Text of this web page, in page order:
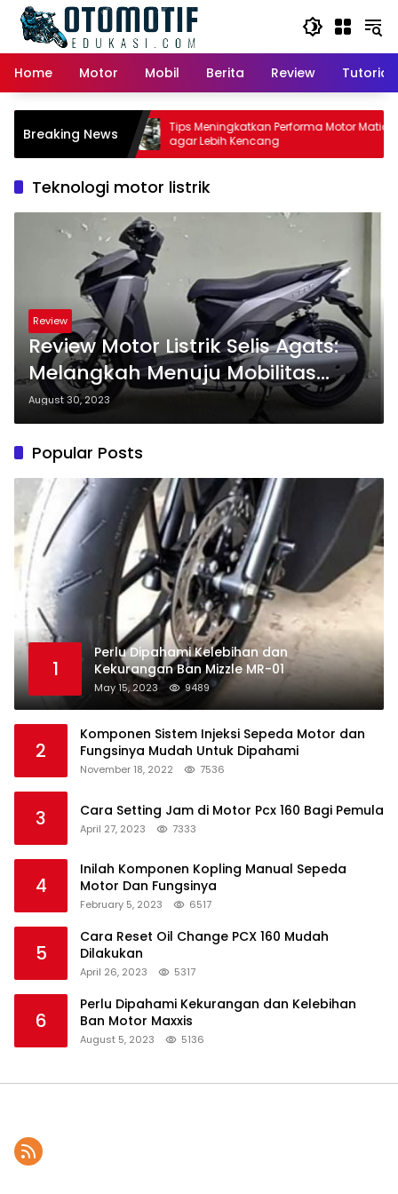
content
Home
Motor Mobil Berita Review Tutorial
Breaking News
Matic:
Pemilik
Tips Meningkatkan Performa Motor Matic
agar Lebih Kencang
Teknologi motor listrik
Review
Review Motor Listrik Selis Agats:
Melangkah Menuju Mobilitas
Ramah Lingkungan
August 30, 2023
Popular Posts
1
Perlu Dipahami Kelebihan dan
Kekurangan Ban Mizzle MR-01
May 15, 2023 9489
2
Komponen Sistem Injeksi Sepeda Motor dan
Fungsinya Mudah Untuk Dipahami
November 18, 2022 7536
3 Cara Setting Jam di Motor Pcx 160 Bagi Pemula
April 27, 2023 7333
4
Inilah Komponen Kopling Manual Sepeda
Motor Dan Fungsinya
February 5, 2023 6517
5
Cara Reset Oil Change PCX 160 Mudah
Dilakukan
April 26, 2023 5317
6
Perlu Dipahami Kekurangan dan Kelebihan
Ban Motor Maxxis
August 5, 2023 5136